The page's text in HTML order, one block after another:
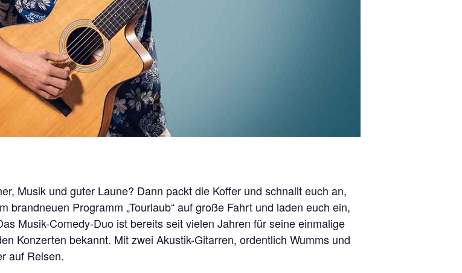
Musik und guter Laune? Dann packt die Koffer und schnallt euch an,
Programm „Tourlaub“ auf große Fahrt und laden euch ein,
Musik-Comedy-Duo ist bereits seit vielen Jahren für seine einmalige
Konzerten bekannt. Mit zwei Akustik-Gitarren, ordentlich Wumms und
auf Reisen.